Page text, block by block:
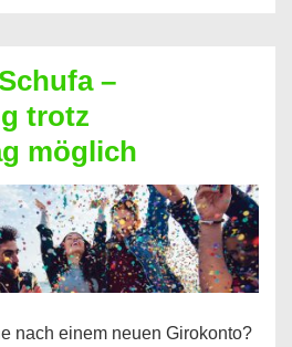
–
trotz
möglich
nach einem neuen Girokonto?